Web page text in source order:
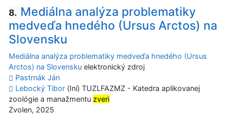
8. Mediálna analýza problematiky
medveďa hnedého (Ursus Arctos) na
Slovensku
Mediálna analýza problematiky medveďa hnedého (Ursus
Arctos) na Slovensku elektronický zdroj
Pastrnák Ján
Lebocký Tibor (Iní) TUZLFAZMZ - Katedra aplikovanej
zoológie a manažmentu zveri
Zvolen, 2025